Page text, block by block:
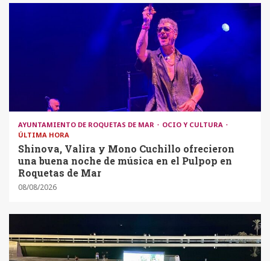
AYUNTAMIENTO DE ROQUETAS DE MAR
OCIO Y CULTURA
ÚLTIMA HORA
Shinova, Valira y Mono Cuchillo ofrecieron
una buena noche de música en el Pulpop en
Roquetas de Mar
08/08/2026